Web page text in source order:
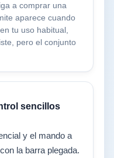
a comprar una
aparece cuando
tu uso habitual,
pero el conjunto
sencillos
y el mando a
la barra plegada.